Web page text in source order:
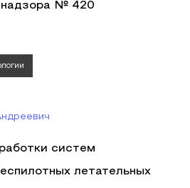
№ 420
систем
летательных